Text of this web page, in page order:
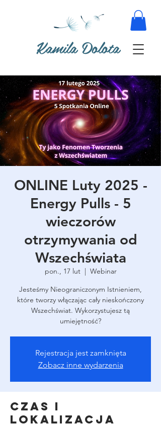
Kamila Dolota
ONLINE Luty 2025 -
Energy Pulls - 5
wieczorów
otrzymywania od
Wszechświata
pon., 17 lut
  |
Webinar
Jesteśmy Nieograniczonym Istnieniem,
które tworzy włączając cały nieskończony
Wszechświat. Wykorzystujesz tą
umiejętność?
Rejestracja jest zamknięta
Zobacz inne wydarzenia
Czas i
lokalizacja